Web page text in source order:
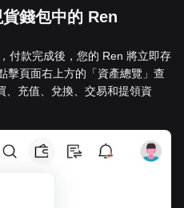
錢包中的 Ren
付款完成後，您的 Ren 將立即存
擊頁面右上方的「資產總覽」查
、充值、兌換、交易和提領資